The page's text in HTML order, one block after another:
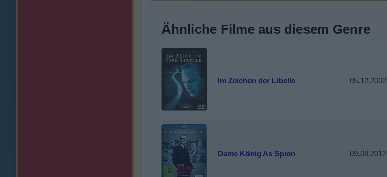
Ähnliche Filme aus diesem Genre
Im Zeichen der Libelle 05.12.2002
Dame König As Spion 09.08.2012